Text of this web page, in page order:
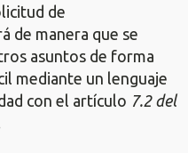
de
de manera que se
asuntos de forma
mediante un lenguaje
con el artículo 7.2 del